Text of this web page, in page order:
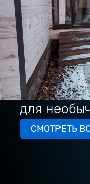
для
СМОТРЕТЬ